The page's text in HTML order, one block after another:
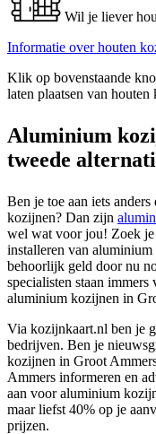
Wil je liever
Informatie over houten
Klik op bovenstaande
laten plaatsen van houten
Aluminium
tweede
Ben je toe aan iets
kozijnen? Dan zijn
wel wat voor jou! Zoek je
installeren van
behoorlijk geld door nu
specialisten staan
aluminium kozijnen in
Via kozijnkaart.nl ben je
bedrijven. Ben je
kozijnen in Groot
Ammers informeren en
aan voor aluminium
maar liefst 40% op je
prijzen.